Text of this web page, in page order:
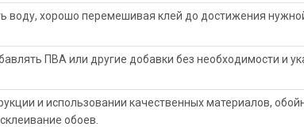
воду, хорошо перемешивая клей до достижения
ПВА или другие добавки без необходимости и
и использовании качественных материалов,
обоев.